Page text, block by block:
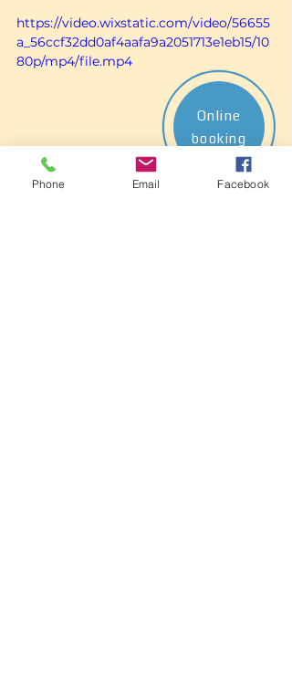
https://video.wixstatic.com/video/56655
a_56ccf32dd0af4aafa9a2051713e1eb15/10
80p/mp4/file.mp4
Phone Email Facebook
Online
booking